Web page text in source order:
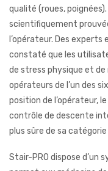
qualité (roues,
scientifiquement
l’opérateur. Des
constaté que les
de stress physique et de
opérateurs de l’un des
position de l’opérateur,
contrôle de descente
plus sûre de sa
Stair-PRO dispose d’un